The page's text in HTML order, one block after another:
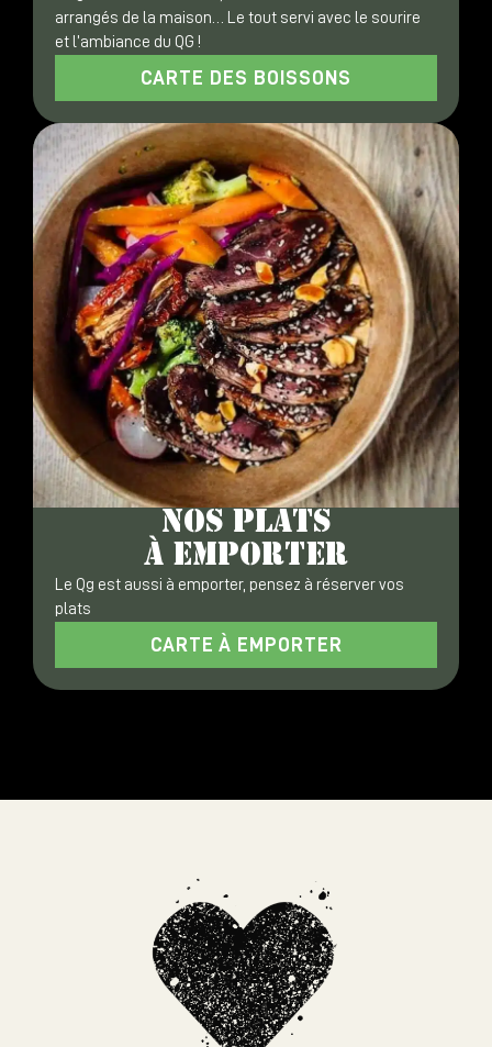
arrangés de la maison… Le tout servi avec le sourire
et l’ambiance du QG !
CARTE DES BOISSONS
NOS PLATS
À EMPORTER
Le Qg est aussi à emporter, pensez à réserver vos
plats
CARTE À EMPORTER